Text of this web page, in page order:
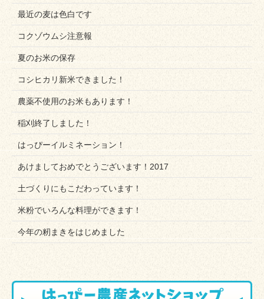
最近の麦は色白です
コクゾウムシ注意報
夏のお米の保存
コシヒカリ新米できました！
農薬不使用のお米もあります！
稲刈終了しました！
はっぴーイルミネーション！
あけましておめでとうございます！2017
土づくりにもこだわっています！
米粉でいろんな料理ができます！
今年の籾まきをはじめました